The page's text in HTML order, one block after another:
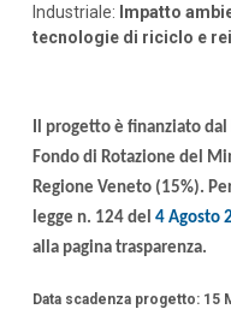
Industriale: Impatto
tecnologie di riciclo e
Il progetto è finanziato
Fondo di Rotazione del
Regione Veneto (15%).
legge n. 124 del 4 Agosto
alla pagina trasparenza.
Data scadenza progetto: 15